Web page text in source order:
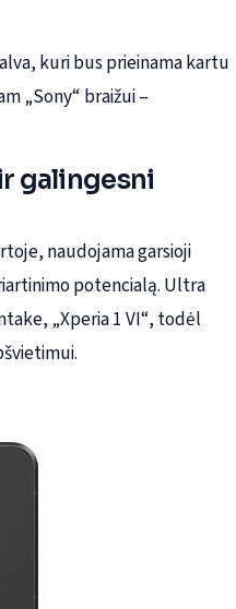
kuri bus prieinama kartu
„Sony“ braižui –
galingesni
naudojama garsioji
potencialą. Ultra
„Xperia 1 VI“, todėl